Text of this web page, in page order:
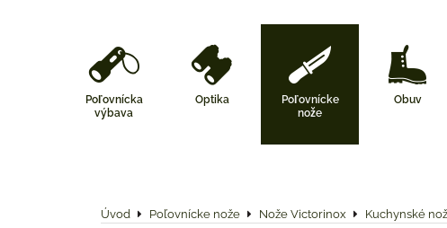
Poľovnícka
výbava
Optika
Poľovnícke
nože
Obuv
Úvod Poľovnícke nože Nože Victorinox Kuchynské